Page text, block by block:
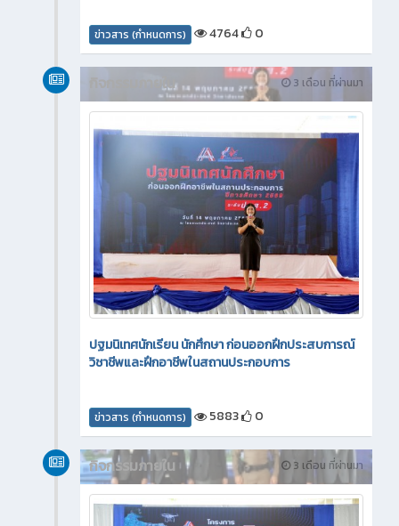
ข่าวสาร (กำหนดการ) 4764 0
3 เดือน ที่ผ่านมา
กิจกรรมภายใน
ปฐมนิเทศนักเรียน นักศึกษา ก่อนออกฝึกประสบการณ์
วิชาชีพและฝึกอาชีพในสถานประกอบการ
ข่าวสาร (กำหนดการ) 5883 0
3 เดือน ที่ผ่านมา
กิจกรรมภายใน